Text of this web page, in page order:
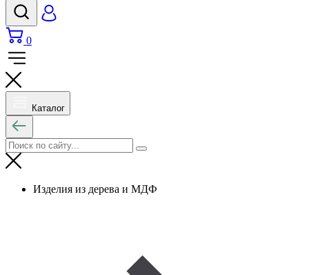
0
Каталог
Изделия из дерева и МДФ